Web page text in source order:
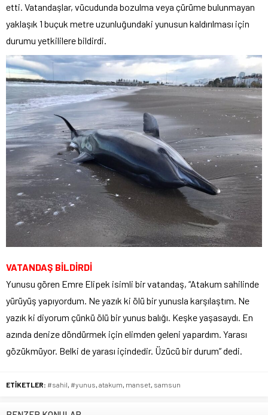
etti. Vatandaşlar, vücudunda bozulma veya çürüme bulunmayan
yaklaşık 1 buçuk metre uzunluğundaki yunusun kaldırılması için
durumu yetkililere bildirdi.
VATANDAŞ BİLDİRDİ
Yunusu gören Emre Elipek isimli bir vatandaş, “Atakum sahilinde
yürüyüş yapıyordum. Ne yazık ki ölü bir yunusla karşılaştım. Ne
yazık ki diyorum çünkü ölü bir yunus balığı. Keşke yaşasaydı. En
azında denize döndürmek için elimden geleni yapardım. Yarası
gözükmüyor. Belki de yarası içindedir. Üzücü bir durum” dedi.
ETİKETLER: #sahil #yunus atakum manset samsun